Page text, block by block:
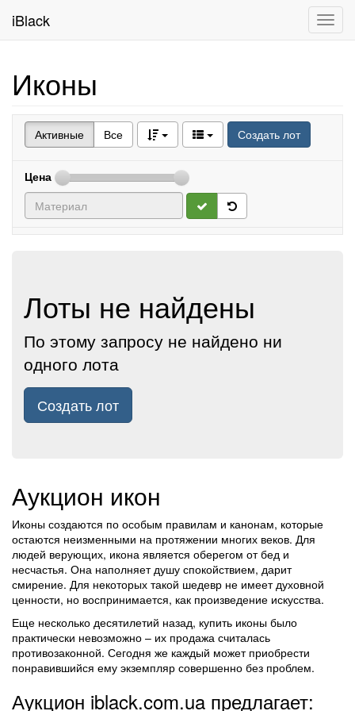
iBlack
Иконы
Активные Все Создать лот
Цена
Лоты не найдены
По этому запросу не найдено ни
одного лота
Создать лот
Аукцион икон
Иконы создаются по особым правилам и канонам, которые
остаются неизменными на протяжении многих веков. Для
людей верующих, икона является оберегом от бед и
несчастья. Она наполняет душу спокойствием, дарит
смирение. Для некоторых такой шедевр не имеет духовной
ценности, но воспринимается, как произведение искусства.
Еще несколько десятилетий назад, купить иконы было
практически невозможно – их продажа считалась
противозаконной. Сегодня же каждый может приобрести
понравившийся ему экземпляр совершенно без проблем.
Аукцион iblack.com.ua предлагает: